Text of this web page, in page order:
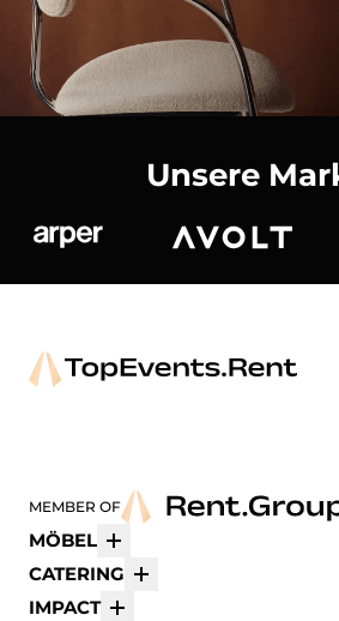
Unsere
MEMBER OF
MÖBEL
CATERING
IMPACT